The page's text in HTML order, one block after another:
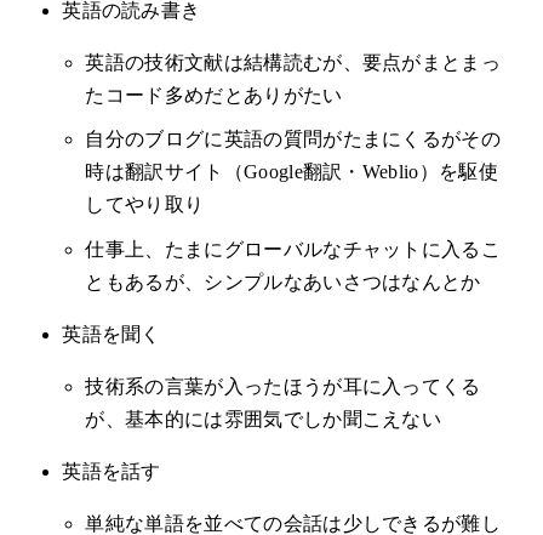
英語の読み書き
英語の技術文献は結構読むが、要点がまとまっ
たコード多めだとありがたい
自分のブログに英語の質問がたまにくるがその
時は翻訳サイト（Google翻訳・Weblio）を駆使
してやり取り
仕事上、たまにグローバルなチャットに入るこ
ともあるが、シンプルなあいさつはなんとか
英語を聞く
技術系の言葉が入ったほうが耳に入ってくる
が、基本的には雰囲気でしか聞こえない
英語を話す
単純な単語を並べての会話は少しできるが難し